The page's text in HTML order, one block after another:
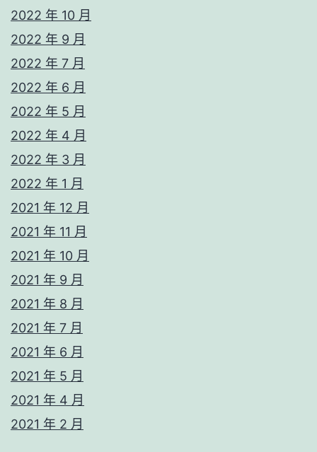
2022 年 10 月
2022 年 9 月
2022 年 7 月
2022 年 6 月
2022 年 5 月
2022 年 4 月
2022 年 3 月
2022 年 1 月
2021 年 12 月
2021 年 11 月
2021 年 10 月
2021 年 9 月
2021 年 8 月
2021 年 7 月
2021 年 6 月
2021 年 5 月
2021 年 4 月
2021 年 2 月